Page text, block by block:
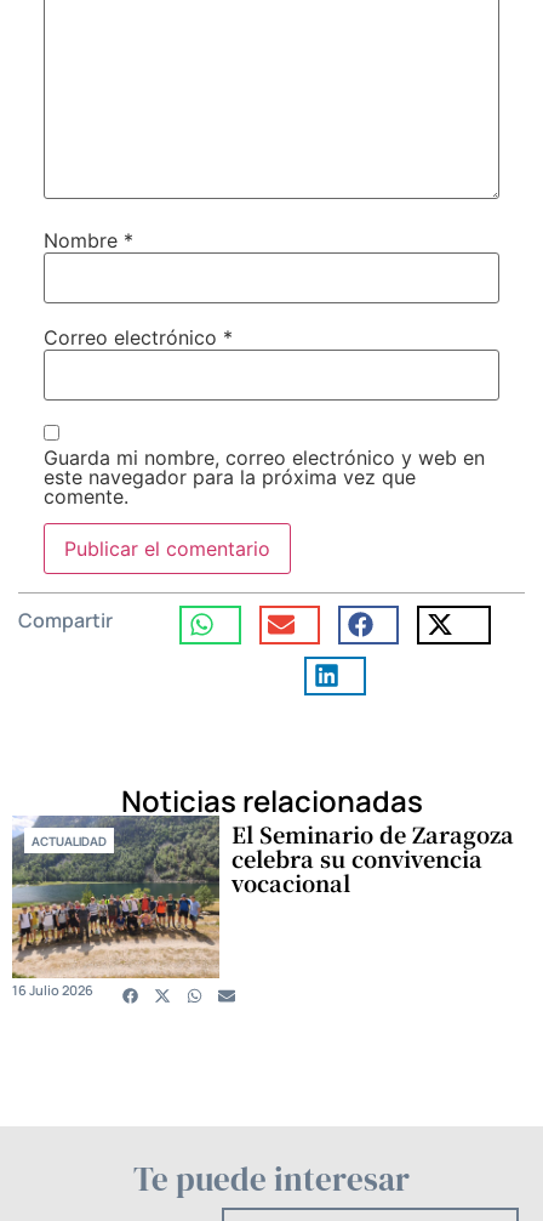
Nombre *
Correo electrónico *
Guarda mi nombre, correo electrónico y web en
este navegador para la próxima vez que
comente.
Compartir
Noticias relacionadas
ACTUALIDAD El Seminario de Zaragoza
celebra su convivencia
vocacional
16 Julio 2026
Te puede interesar